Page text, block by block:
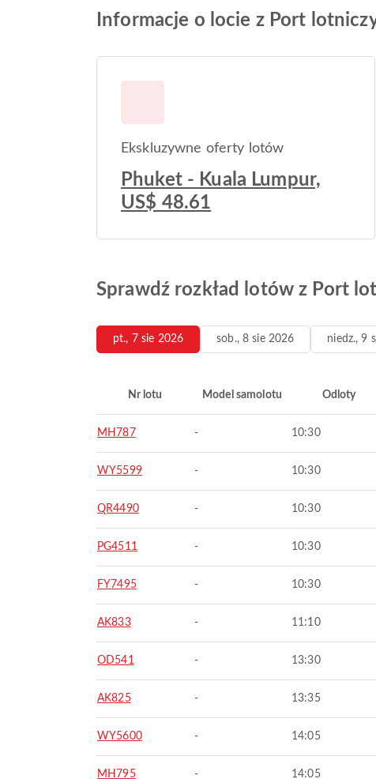
Informacje o locie z Port
Ekskluzywne oferty lotów
Phuket - Kuala Lumpur,
US$ 48.61
Sprawdź rozkład lotów z Port
pt., 7 sie 2026 sob., 8 sie 2026 niedz., 9
Nr lotu Model samolotu Odloty
MH787 - 10:30
WY5599 - 10:30
QR4490 - 10:30
PG4511 - 10:30
FY7495 - 10:30
AK833 - 11:10
OD541 - 13:30
AK825 - 13:35
WY5600 - 14:05
MH795 - 14:05